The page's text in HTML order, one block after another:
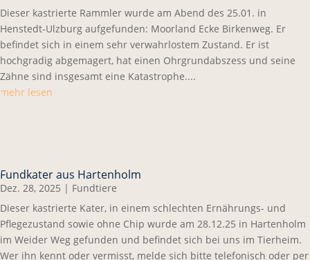
Dieser kastrierte Rammler wurde am Abend des 25.01. in
Henstedt-Ulzburg aufgefunden: Moorland Ecke Birkenweg. Er
befindet sich in einem sehr verwahrlostem Zustand. Er ist
hochgradig abgemagert, hat einen Ohrgrundabszess und seine
Zähne sind insgesamt eine Katastrophe....
mehr lesen
Fundkater aus Hartenholm
Dez. 28, 2025 | Fundtiere
Dieser kastrierte Kater, in einem schlechten Ernährungs- und
Pflegezustand sowie ohne Chip wurde am 28.12.25 in Hartenholm
im Weider Weg gefunden und befindet sich bei uns im Tierheim.
Wer ihn kennt oder vermisst, melde sich bitte telefonisch oder per